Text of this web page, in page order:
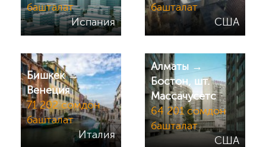
башталат
Испания
башталат
США
Бишкек →
Венеция
71 202 сомдон
башталат
Италия
Алматы →
Бостон, шт.
Массачусетс
64 201 сомдон
башталат
США